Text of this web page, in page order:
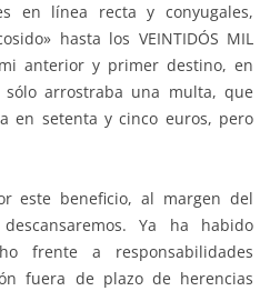
en línea recta y conyugales,
hasta los VEINTIDÓS MIL
anterior y primer destino, en
sólo arrostraba una multa, que
en setenta y cinco euros, pero
este beneficio, al margen del
Ya ha habido
frente a responsabilidades
fuera de plazo de herencias